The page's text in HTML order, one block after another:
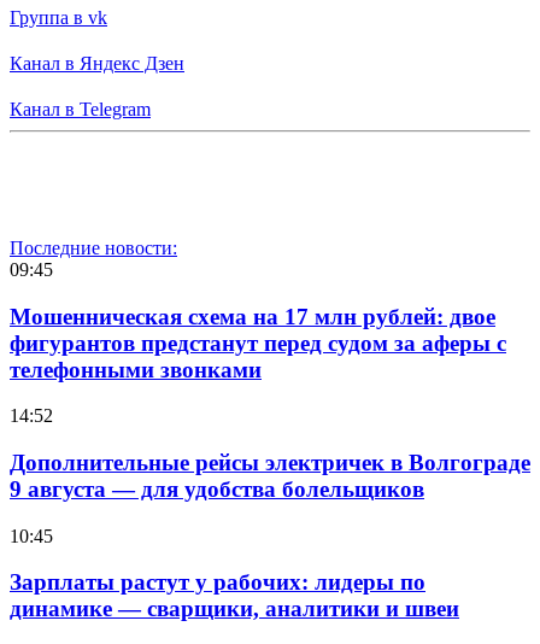
Группа в vk
Канал в Яндекс Дзен
Канал в Telegram
Последние новости:
09:45
Мошенническая схема на 17 млн рублей: двое
фигурантов предстанут перед судом за аферы с
телефонными звонками
14:52
Дополнительные рейсы электричек в Волгограде
9 августа — для удобства болельщиков
10:45
Зарплаты растут у рабочих: лидеры по
динамике — сварщики, аналитики и швеи